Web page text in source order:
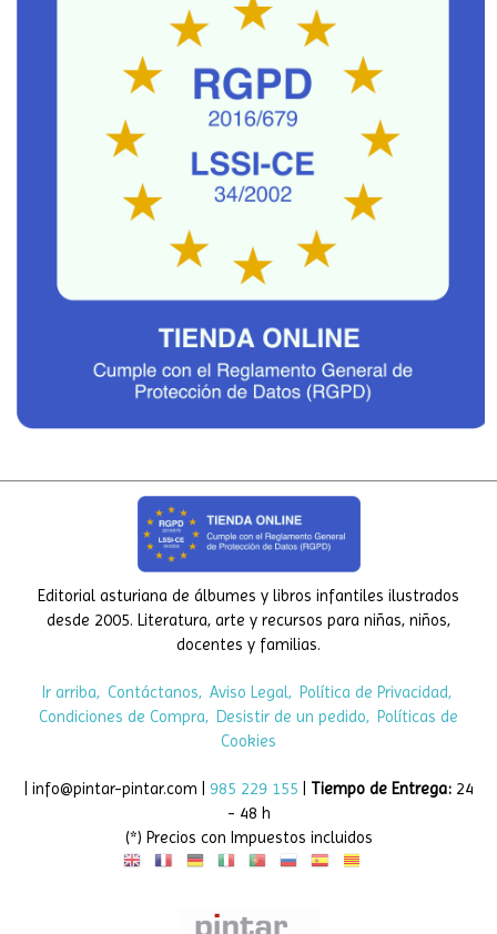
Editorial asturiana de álbumes y libros infantiles ilustrados
desde 2005. Literatura, arte y recursos para niñas, niños,
docentes y familias.
Ir arriba Contáctanos Aviso Legal Política de Privacidad
Condiciones de Compra
Desistir de un pedido
Políticas de
Cookies
| info@pintar-pintar.com | 985 229 155 Tiempo de Entrega: 24
- 48 h
(*) Precios con Impuestos incluidos